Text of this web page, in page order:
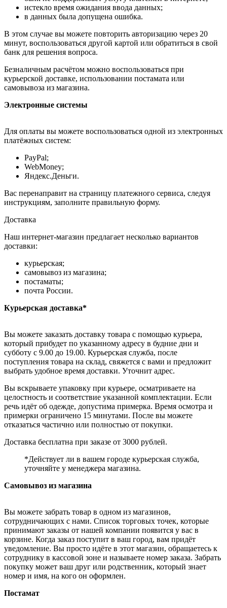
истекло время ожидания ввода данных;
в данных была допущена ошибка.
В этом случае вы можете повторить авторизацию через 20
минут, воспользоваться другой картой или обратиться в свой
банк для решения вопроса.
Безналичным расчётом можно воспользоваться при
курьерской доставке, использовании постамата или
самовывоза из магазина.
Электронные системы
Для оплаты вы можете воспользоваться одной из электронных
платёжных систем:
PayPal;
WebMoney;
Яндекс.Деньги.
Вас перенаправит на страницу платежного сервиса, следуя
инструкциям, заполните правильную форму.
Доставка
Наш интернет-магазин предлагает несколько вариантов
доставки:
курьерская;
самовывоз из магазина;
постаматы;
почта России.
Курьерская доставка*
Вы можете заказать доставку товара с помощью курьера,
который прибудет по указанному адресу в будние дни и
субботу с 9.00 до 19.00. Курьерская служба, после
поступления товара на склад, свяжется с вами и предложит
выбрать удобное время доставки. Уточнит адрес.
Вы вскрываете упаковку при курьере, осматриваете на
целостность и соответствие указанной комплектации. Если
речь идёт об одежде, допустима примерка. Время осмотра и
примерки ограничено 15 минутами. После вы можете
отказаться частично или полностью от покупки.
Доставка бесплатна при заказе от 3000 рублей.
*Действует ли в вашем городе курьерская служба,
уточняйте у менеджера магазина.
Самовывоз из магазина
Вы можете забрать товар в одном из магазинов,
сотрудничающих с нами. Список торговых точек, которые
принимают заказы от нашей компании появится у вас в
корзине. Когда заказ поступит в ваш город, вам придёт
уведомление. Вы просто идёте в этот магазин, обращаетесь к
сотруднику в кассовой зоне и называете номер заказа. Забрать
покупку может ваш друг или родственник, который знает
номер и имя, на кого он оформлен.
Постамат